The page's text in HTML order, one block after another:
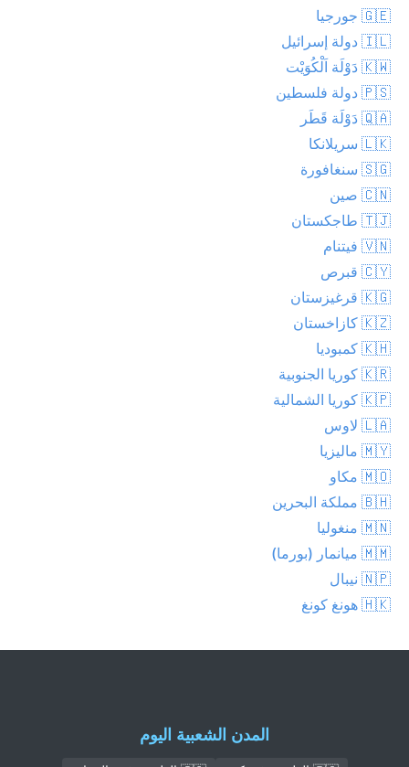
🇬🇪 جورجيا
🇮🇱 دولة إسرائيل
🇰🇼 دَوْلَة اَلْكُوَيْت
🇵🇸 دولة فلسطين
🇶🇦 دَوْلَة قَطَر
🇱🇰 سريلانكا
🇸🇬 سنغافورة
🇨🇳 صين
🇹🇯 طاجكستان
🇻🇳 فيتنام
🇨🇾 قبرص
🇰🇬 قرغيزستان
🇰🇿 كازاخستان
🇰🇭 كمبوديا
🇰🇷 كوريا الجنوبية
🇰🇵 كوريا الشمالية
🇱🇦 لاوس
🇲🇾 ماليزيا
🇲🇴 مكاو
🇧🇭 مملكة البحرين
🇲🇳 منغوليا
🇲🇲 ميانمار (بورما)
🇳🇵 نيبال
🇭🇰 هونغ كونغ
المدن الشعبية اليوم